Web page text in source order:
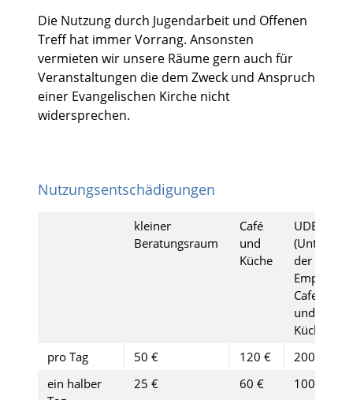
Die Nutzung durch Jugendarbeit und Offenen
Treff hat immer Vorrang. Ansonsten
vermieten wir unsere Räume gern auch für
Veranstaltungen die dem Zweck und Anspruch
einer Evangelischen Kirche nicht
widersprechen.
Nutzungsentschädigungen
kleiner
Beratungsraum
Café
und
Küche
UDE
(Unter
der
Empore)
Cafe
und
Küche
pro Tag
50 € 120 €
200€
ein halber
25 € 60 € 100 €